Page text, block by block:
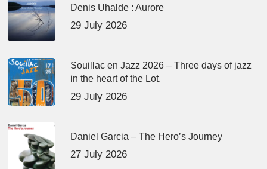
Denis Uhalde : Aurore
29 July 2026
Souillac en Jazz 2026 – Three days of jazz
in the heart of the Lot.
29 July 2026
Daniel Garcia – The Hero’s Journey
27 July 2026